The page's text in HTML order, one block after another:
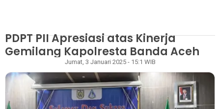
MEDIAKONTRAS.ID /ORGANISASI
PDPT PII Apresiasi atas Kinerja
Gemilang Kapolresta Banda Aceh
Jumat, 3 Januari 2025 - 15:1 WIB